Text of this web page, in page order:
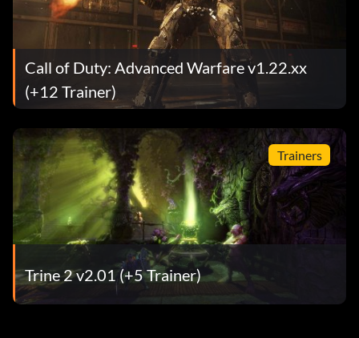
Call of Duty: Advanced Warfare v1.22.xx
(+12 Trainer)
Trainers
Trine 2 v2.01 (+5 Trainer)